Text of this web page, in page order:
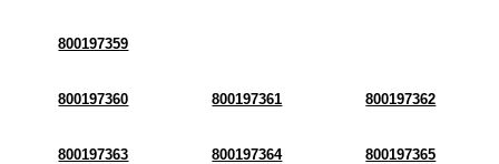
800197359
800197360 800197361 800197362
800197363 800197364 800197365